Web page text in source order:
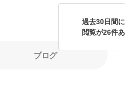
ブログ
過去30日間
閲覧が26件あ